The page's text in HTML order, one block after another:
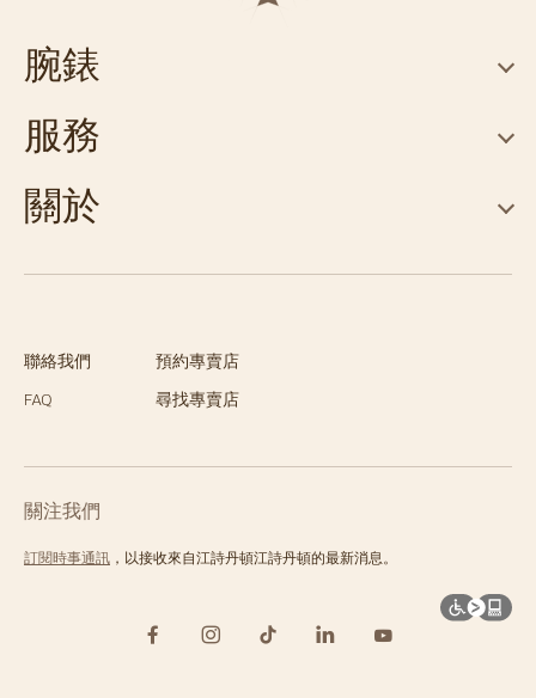
聯絡我們
預約專賣店
FAQ
尋找專賣店
關注我們
訂閱時事通訊 ，以接收來自江詩丹頓江詩丹頓的最新消息。
腕錶
服務
關於